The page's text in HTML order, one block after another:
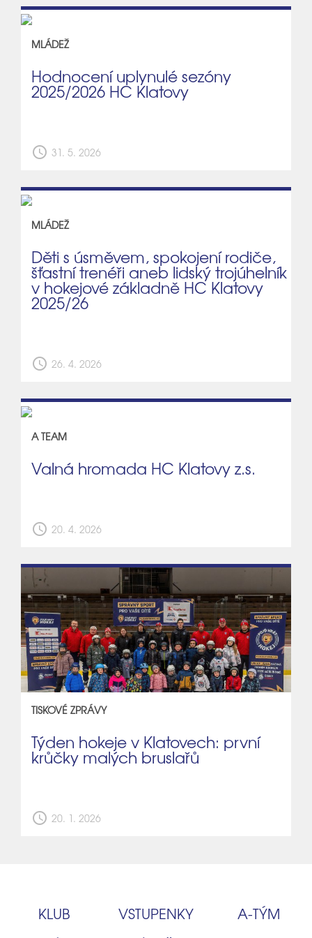
MLÁDEŽ
Hodnocení uplynulé sezóny
2025/2026 HC Klatovy
schedule 31. 5. 2026
MLÁDEŽ
Děti s úsměvem, spokojení rodiče,
šťastní trenéři aneb lidský trojúhelník
v hokejové základně HC Klatovy
2025/26
schedule 26. 4. 2026
A TEAM
Valná hromada HC Klatovy z.s.
schedule 20. 4. 2026
TISKOVÉ ZPRÁVY
Týden hokeje v Klatovech: první
krůčky malých bruslařů
schedule 20. 1. 2026
KLUB VSTUPENKY
A‑TÝM